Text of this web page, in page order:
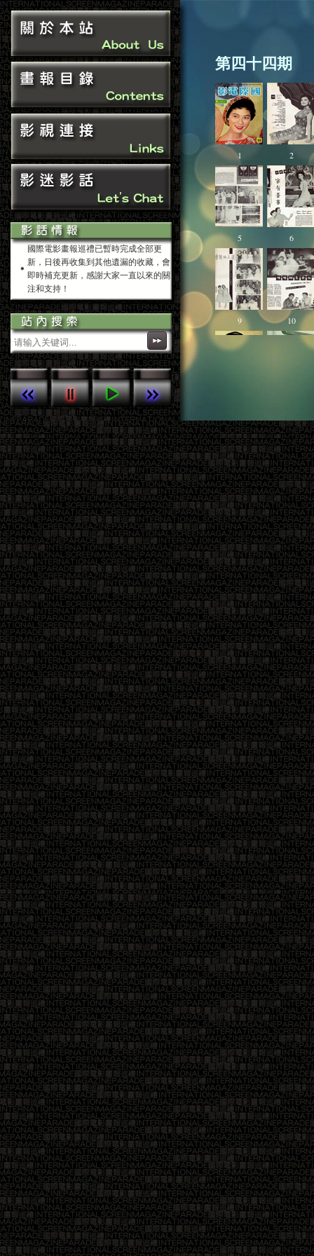
國際電影畫報巡禮已暫時完成全部更
新，日後再收集到其他遺漏的收藏，會
即時補充更新，感謝大家一直以來的關
注和支持！
2015-09-13 網站歌曲已更新 - 點擊此處
參考播放列表
本網站的網頁版Android app經已上架，
歡迎下載。
本站定期於每月5-10日，上傳新一期
《國際電影》雜誌精彩內容，敬請留
意！
第四十四期
1 2
5 6
9 10
17 18
21 22
25 26
29 30
33 34